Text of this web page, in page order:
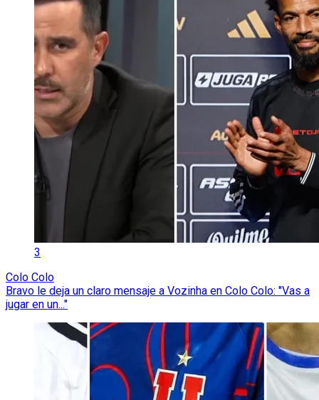
3
Colo Colo
Bravo le deja un claro mensaje a Vozinha en Colo Colo: "Vas a
jugar en un..."